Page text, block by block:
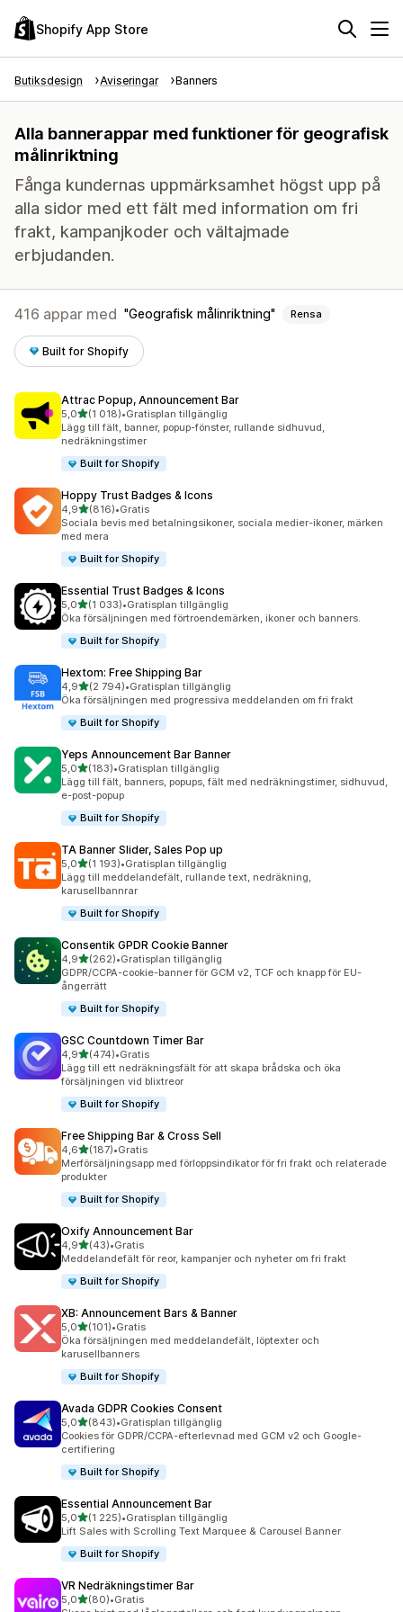
Shopify App Store
Butiksdesign Aviseringar Banners
Alla bannerappar med funktioner för geografisk
målinriktning
Fånga kundernas uppmärksamhet högst upp på
alla sidor med ett fält med information om fri
frakt, kampanjkoder och vältajmade
erbjudanden.
416 appar med Geografisk målinriktning Rensa
Built for Shopify
Attrac Popup, Announcement Bar
5,0av 5 stjärnor
(1 018)
1018 recensioner totalt
•Gratisplan tillgänglig
Lägg till fält, banner, popup-fönster, rullande sidhuvud,
nedräkningstimer
Built for Shopify
Hoppy Trust Badges & Icons
4,9av 5 stjärnor
(816)
816 recensioner totalt
•Gratis
Sociala bevis med betalningsikoner, sociala medier-ikoner, märken
med mera
Built for Shopify
Essential Trust Badges & Icons
5,0av 5 stjärnor
(1 033)
1033 recensioner totalt
•Gratisplan tillgänglig
Öka försäljningen med förtroendemärken, ikoner och banners.
Built for Shopify
Hextom: Free Shipping Bar
4,9av 5 stjärnor
(2 794)
2794 recensioner totalt
•Gratisplan tillgänglig
Öka försäljningen med progressiva meddelanden om fri frakt
Built for Shopify
Yeps Announcement Bar Banner
5,0av 5 stjärnor
(183)
183 recensioner totalt
•Gratisplan tillgänglig
Lägg till fält, banners, popups, fält med nedräkningstimer, sidhuvud,
e-post-popup
Built for Shopify
TA Banner Slider, Sales Pop up
5,0av 5 stjärnor
(1 193)
1193 recensioner totalt
•Gratisplan tillgänglig
Lägg till meddelandefält, rullande text, nedräkning,
karusellbannrar
Built for Shopify
Consentik GPDR Cookie Banner
4,9av 5 stjärnor
(262)
262 recensioner totalt
•Gratisplan tillgänglig
GDPR/CCPA-cookie-banner för GCM v2, TCF och knapp för EU-
ångerrätt
Built for Shopify
GSC Countdown Timer Bar
4,9av 5 stjärnor
(474)
474 recensioner totalt
•Gratis
Lägg till ett nedräkningsfält för att skapa brådska och öka
försäljningen vid blixtreor
Built for Shopify
Free Shipping Bar & Cross Sell
4,6av 5 stjärnor
(187)
187 recensioner totalt
•Gratis
Merförsäljningsapp med förloppsindikator för fri frakt och relaterade
produkter
Built for Shopify
Oxify Announcement Bar
4,9av 5 stjärnor
(43)
43 recensioner totalt
•Gratis
Meddelandefält för reor, kampanjer och nyheter om fri frakt
Built for Shopify
XB: Announcement Bars & Banner
5,0av 5 stjärnor
(101)
101 recensioner totalt
•Gratis
Öka försäljningen med meddelandefält, löptexter och
karusellbanners
Built for Shopify
Avada GDPR Cookies Consent
5,0av 5 stjärnor
(843)
843 recensioner totalt
•Gratisplan tillgänglig
Cookies för GDPR/CCPA-efterlevnad med GCM v2 och Google-
certifiering
Built for Shopify
Essential Announcement Bar
5,0av 5 stjärnor
(1 225)
1225 recensioner totalt
•Gratisplan tillgänglig
Lift Sales with Scrolling Text Marquee & Carousel Banner
Built for Shopify
VR Nedräkningstimer Bar
5,0av 5 stjärnor
(80)
80 recensioner totalt
•Gratis